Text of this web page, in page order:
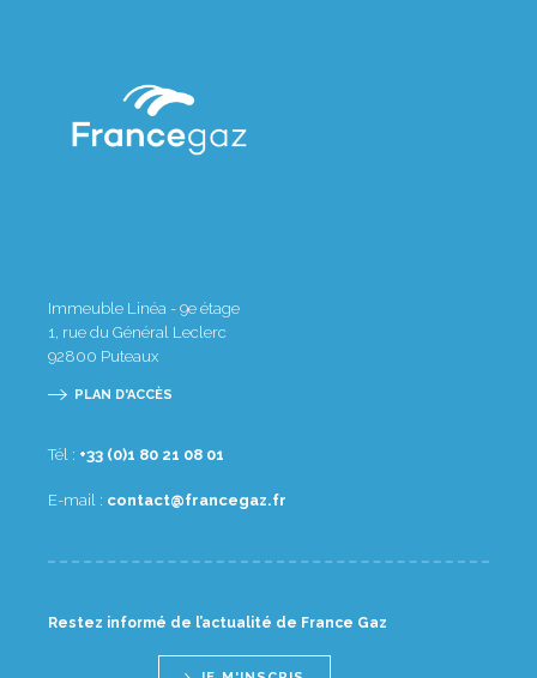
Immeuble Linéa - 9e étage
1, rue du Général Leclerc
92800 Puteaux
PLAN D'ACCÈS
Tél : 10 80 12 08 1(0) 33+
E-mail : rf.zagecnarf@tcatnoc
Restez informé de l’actualité de France Gaz